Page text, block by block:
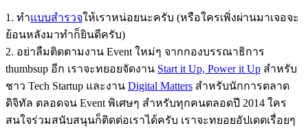
1. ทำแบบสำรวจให้เราหน่อยนะครับ (หรือใครเพิ่งผ่านมาเจอจะ
ย้อนหลังมาทำก็ยินดีครับ)
2. อย่าลืมติดตามงาน Event ใหม่ๆ จากกองบรรณาธิการ
thumbsup อีก เราจะทยอยจัดงาน Start it Up, Power it Up สำหรับ
ชาว Tech Startup และงาน Digital Matters สำหรับนักการตลาด
ดิจิทัล ตลอดจน Event พิเศษๆ สำหรับทุกคนตลอดปี 2014 ใคร
สนใจร่วมสนับสนุนก็ติดต่อเราได้ครับ เราจะทยอยอัปเดตเรื่อยๆ